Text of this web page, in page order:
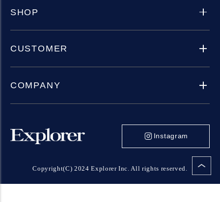
SHOP
CUSTOMER
COMPANY
Instagram
Copyright(C) 2024 Explorer Inc. All rights reserved.